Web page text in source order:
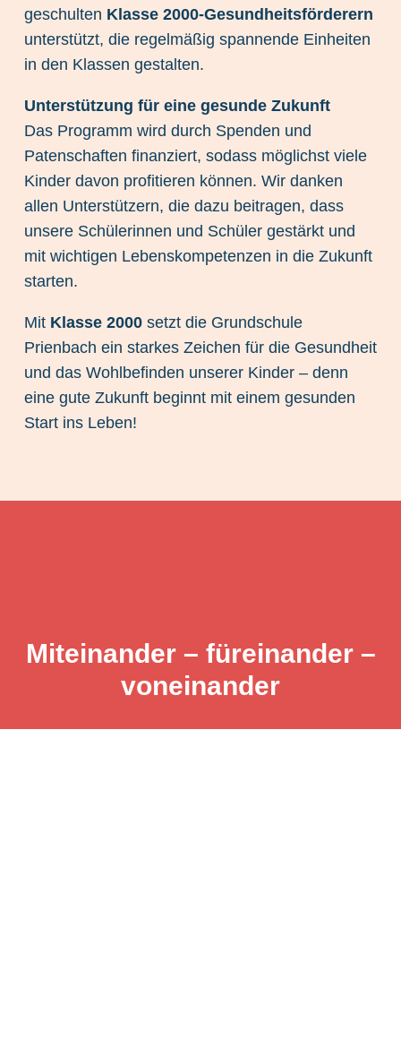
geschulten Klasse 2000-Gesundheitsförderern
unterstützt, die regelmäßig spannende Einheiten
in den Klassen gestalten.
Unterstützung für eine gesunde Zukunft
Das Programm wird durch Spenden und
Patenschaften finanziert, sodass möglichst viele
Kinder davon profitieren können. Wir danken
allen Unterstützern, die dazu beitragen, dass
unsere Schülerinnen und Schüler gestärkt und
mit wichtigen Lebenskompetenzen in die Zukunft
starten.
Mit Klasse 2000 setzt die Grundschule
Prienbach ein starkes Zeichen für die Gesundheit
und das Wohlbefinden unserer Kinder – denn
eine gute Zukunft beginnt mit einem gesunden
Start ins Leben!
Miteinander – füreinander –
voneinander